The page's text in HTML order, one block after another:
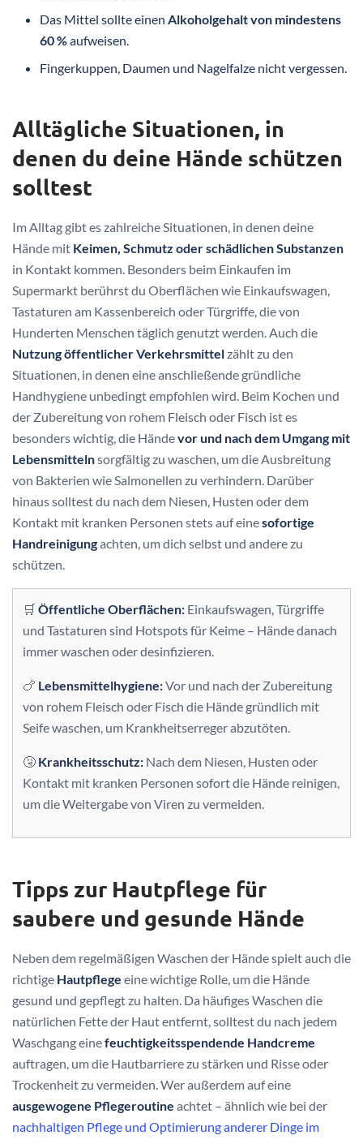
Das Mittel sollte einen Alkoholgehalt von mindestens
60 %aufweisen.
Fingerkuppen, Daumen und Nagelfalze nicht vergessen.
Alltägliche Situationen, in
denen du deine Hände schützen
solltest
Im Alltag gibt es zahlreiche Situationen, in denen deine
Hände mit Keimen, Schmutz oder schädlichen Substanzen
in Kontakt kommen. Besonders beim Einkaufen im
Supermarkt berührst du Oberflächen wie Einkaufswagen,
Tastaturen am Kassenbereich oder Türgriffe, die von
Hunderten Menschen täglich genutzt werden. Auch die
Nutzung öffentlicher Verkehrsmittelzählt zu den
Situationen, in denen eine anschließende gründliche
Handhygiene unbedingt empfohlen wird. Beim Kochen und
der Zubereitung von rohem Fleisch oder Fisch ist es
besonders wichtig, die Händevor und nach dem Umgang mit
Lebensmittelnsorgfältig zu waschen, um die Ausbreitung
von Bakterien wie Salmonellen zu verhindern. Darüber
hinaus solltest du nach dem Niesen, Husten oder dem
Kontakt mit kranken Personen stets auf einesofortige
Handreinigungachten, um dich selbst und andere zu
schützen.
🛒 Öffentliche Oberflächen: Einkaufswagen, Türgriffe
und Tastaturen sind Hotspots für Keime – Hände danach
immer waschen oder desinfizieren.
🍗 Lebensmittelhygiene:Vor und nach der Zubereitung
von rohem Fleisch oder Fisch die Hände gründlich mit
Seife waschen, um Krankheitserreger abzutöten.
🤧 Krankheitsschutz: Nach dem Niesen, Husten oder
Kontakt mit kranken Personen sofort die Hände reinigen,
um die Weitergabe von Viren zu vermeiden.
Tipps zur Hautpflege für
saubere und gesunde Hände
Neben dem regelmäßigen Waschen der Hände spielt auch die
richtige Hautpflege eine wichtige Rolle, um die Hände
gesund und gepflegt zu halten. Da häufiges Waschen die
natürlichen Fette der Haut entfernt, solltest du nach jedem
Waschgang einefeuchtigkeitsspendende Handcreme
auftragen, um die Hautbarriere zu stärken und Risse oder
Trockenheit zu vermeiden. Wer außerdem auf eine
ausgewogene Pflegeroutine achtet – ähnlich wie bei der
nachhaltigen Pflege und Optimierung anderer Dinge im